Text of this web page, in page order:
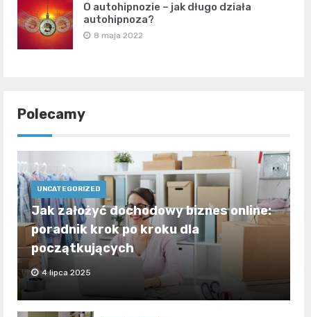
O autohipnozie – jak długo działa
autohipnoza?
8 maja 2022
Polecamy
UNCATEGORIZED
Jak założyć dochodowy biznes online:
poradnik krok po kroku dla
początkujących
4 lipca 2025